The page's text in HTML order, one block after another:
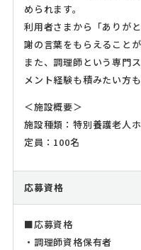
められます。
利用者さまから「ありが
謝の言葉をもらえること
また、調理師という専門
メント経験も積みたい方
＜施設概要＞
施設種類：特別養護老人
定員：100名
応募資格
■応募資格
・調理師資格保有者